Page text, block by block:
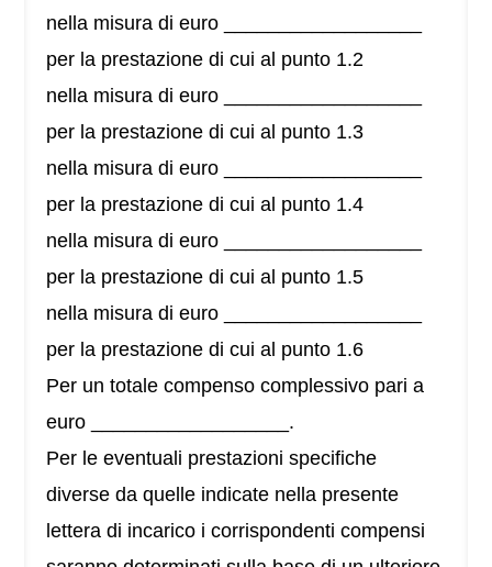
nella misura di euro __________________
per la prestazione di cui al punto 1.2
nella misura di euro __________________
per la prestazione di cui al punto 1.3
nella misura di euro __________________
per la prestazione di cui al punto 1.4
nella misura di euro __________________
per la prestazione di cui al punto 1.5
nella misura di euro __________________
per la prestazione di cui al punto 1.6
Per un totale compenso complessivo pari a
euro __________________.
Per le eventuali prestazioni specifiche
diverse da quelle indicate nella presente
lettera di incarico i corrispondenti compensi